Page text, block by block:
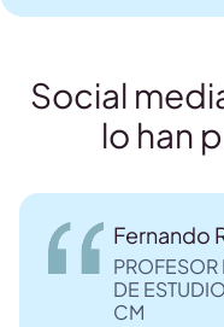
Social
lo han
Fernando
PROFESOR
DE
CM